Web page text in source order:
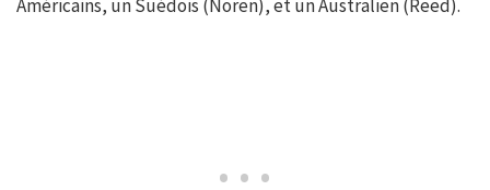
Américains, un Suédois (Noren), et un Australien (Reed).